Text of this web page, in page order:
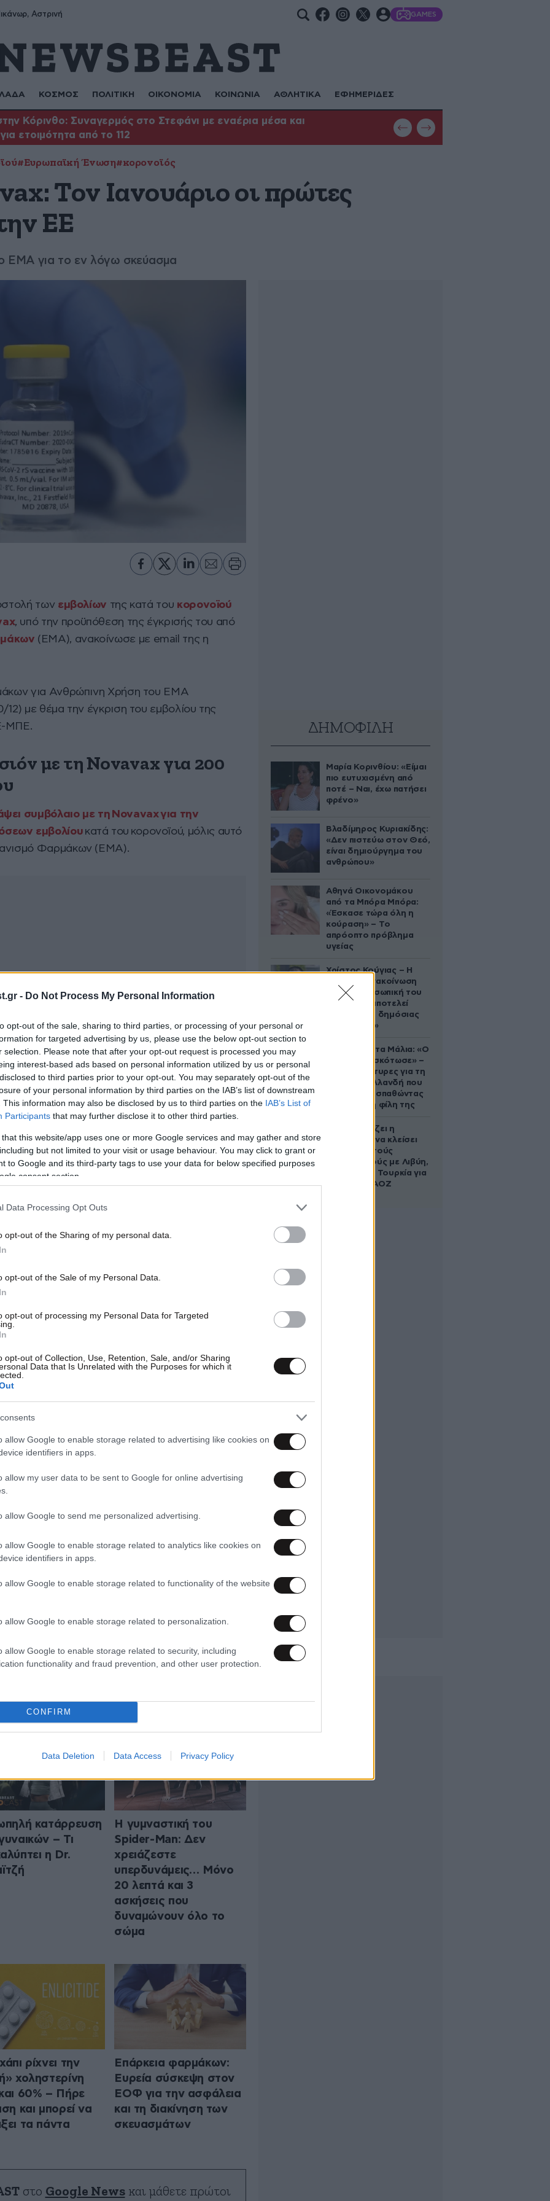
- Do Not Process My Personal Information
opt-out of the sale, sharing to third parties, or processing of your personal or
for targeted advertising by us, please use the below opt-out section to
selection. Please note that after your opt-out request is processed you may
interest-based ads based on personal information utilized by us or personal
to third parties prior to your opt-out. You may separately opt-out of the
of your personal information by third parties on the IAB’s list of downstream
This information may also be disclosed by us to third parties on the IAB’s List of
Participants that may further disclose it to other third parties.
that this website/app uses one or more Google services and may gather and store
but not limited to your visit or usage behaviour. You may click to grant or
to Google and its third-party tags to use your data for below specified purposes
consent section.
Data Processing Opt Outs
opt-out of the Sharing of my personal data.
opt-out of the Sale of my Personal Data.
opt-out of processing my Personal Data for Targeted
opt-out of Collection, Use, Retention, Sale, and/or Sharing
Data that Is Unrelated with the Purposes for which it
allow Google to enable storage related to advertising like cookies on
identifiers in apps.
allow my user data to be sent to Google for online advertising
allow Google to send me personalized advertising.
allow Google to enable storage related to analytics like cookies on
identifiers in apps.
allow Google to enable storage related to functionality of the website
allow Google to enable storage related to personalization.
allow Google to enable storage related to security, including
functionality and fraud prevention, and other user protection.
CONFIRM
Data Deletion Data Access Privacy Policy
Αστρινή GAMES
ΚΟΣΜΟΣ ΠΟΛΙΤΙΚΗ ΟΙΚΟΝΟΜΙΑ ΚΟΙΝΩΝΙΑ ΑΘΛΗΤΙΚΑ ΕΦΗΜΕΡΙΔΕΣ
Κόρινθο: Συναγερμός στο Στεφάνι με εναέρια μέσα και
ετοιμότητα από το 112
Φωτιά στη Θεσσαλονίκη: Μεγάλη
με εναέρια μέσα
#Ευρωπαϊκή Ένωση#κορονοϊός
Τον Ιανουάριο οι πρώτες
ΕΕ
ο ΕΜΑ για το εν λόγω σκεύασμα
των εμβολίων της κατά του κορονοϊού
, υπό την προϋπόθεση της έγκρισής του από
(EMA), ανακοίνωσε με email της η
για Ανθρώπινη Χρήση του EMA
με θέμα την έγκριση του εμβολίου της
ΜΠΕ.
με τη Novavax για 200
συμβόλαιο με τη Novavax για την
εμβολίου κατά του κορονοϊού, μόλις αυτό
Φαρμάκων (EMA).
την πρόσβαση σε πιθανό εμβόλιο
αυτού του συμβολαίου, τα κράτη-μέλη της
100 εκατομμύρια δόσεις του εμβολίου της
επιλογής 100 εκατομμυρίων επιπλέον
2022 και 2023, αφού αναθεωρηθούν και
και αποτελεσματικά.
το ευρύ χαρτοφυλάκιο εμβολίων που
συμπεριλαμβανομένων των συμβάσεων με
Pharmaceutica NV,BioNtech-
ΔΗΜΟΦΙΛΗ
Μαρία Κορινθίου: «Είμαι
πιο ευτυχισμένη από
ποτέ – Ναι, έχω πατήσει
φρένο»
Βλαδίμηρος Κυριακίδης:
«Δεν πιστεύω στον Θεό,
είναι δημιούργημα του
ανθρώπου»
Αθηνά Οικονομάκου
από τα Μπόρα Μπόρα:
«Έσκασε τώρα όλη η
κούραση» – Το
απρόοπτο πρόβλημα
υγείας
Χρίστος Κούγιας – Η
αυστηρή ανακοίνωση
για την προσωπική του
ζωή: «Δεν αποτελεί
αντικείμενο δημόσιας
συζήτησης»
Τραγωδία στα Μάλια: «Ο
πανικός τη σκότωσε» –
Τι λένε μάρτυρες για τη
42χρονη Ολλανδή που
πνίγηκε προσπαθώντας
να σώσει τη φίλη της
Πώς σχεδιάζει η
κυβέρνηση να κλείσει
τους ανοιχτούς
λογαριασμούς με Λιβύη,
Αλβανία και Τουρκία για
τη χάραξη ΑΟΖ
ΥΓΕΙΑ
κατάρρευση
– Τι
η Dr.
Η γυμναστική του
Spider-Man: Δεν
χρειάζεστε
υπερδυνάμεις… Μόνο
20 λεπτά και 3
ασκήσεις που
δυναμώνουν όλο το
σώμα
ρίχνει την
χοληστερίνη
60% – Πήρε
και μπορεί να
τα πάντα
Επάρκεια φαρμάκων:
Ευρεία σύσκεψη στον
ΕΟΦ για την ασφάλεια
και τη διακίνηση των
σκευασμάτων
στο Google Newsκαι μάθετε πρώτοι